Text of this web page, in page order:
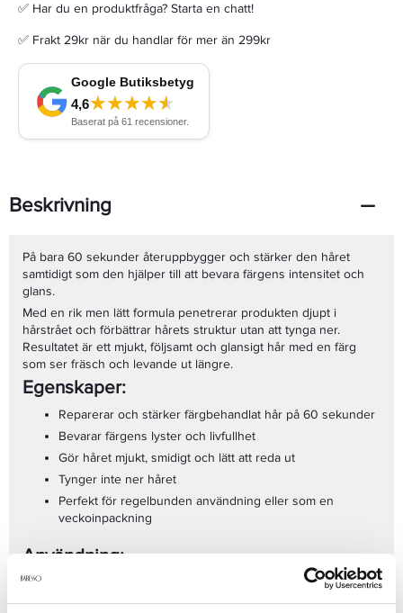
✅ Har du en produktfråga? Starta en chatt!
✅ Frakt 29kr när du handlar för mer än 299kr
Beskrivning
På bara 60 sekunder återuppbygger och stärker den håret
samtidigt som den hjälper till att bevara färgens intensitet och
glans.
Med en rik men lätt formula penetrerar produkten djupt i
hårstrået och förbättrar hårets struktur utan att tynga ner.
Resultatet är ett mjukt, följsamt och glansigt hår med en färg
som ser fräsch och levande ut längre.
Egenskaper:
Reparerar och stärker färgbehandlat hår på 60 sekunder
Bevarar färgens lyster och livfullhet
Gör håret mjukt, smidigt och lätt att reda ut
Tynger inte ner håret
Perfekt för regelbunden användning eller som en
veckoinpackning
Användning:
Applicera i nytvättat, handdukstorkat hår. Låt verka i 1 minut och
skölj noggrant. Använd 1–2 gånger i veckan eller vid behov.